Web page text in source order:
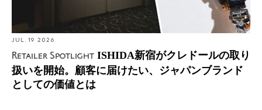
JUL. 19 2026
Retailer Spotlight ISHIDA新宿がクレドールの取り
扱いを開始。顧客に届けたい、ジャパンブランド
としての価値とは